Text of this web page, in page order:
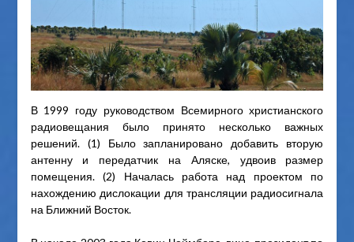
В 1999 году руководством Всемирного христианского
радиовещания было принято несколько важных
решений. (1) Было запланировано добавить вторую
антенну и передатчик на Аляске, удвоив размер
помещения. (2) Началась работа над проектом по
нахождению дислокации для трансляции радиосигнала
на Ближний Восток.